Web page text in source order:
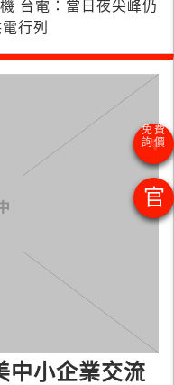
台電：當日夜尖峰仍
行列
中小企業交流
官